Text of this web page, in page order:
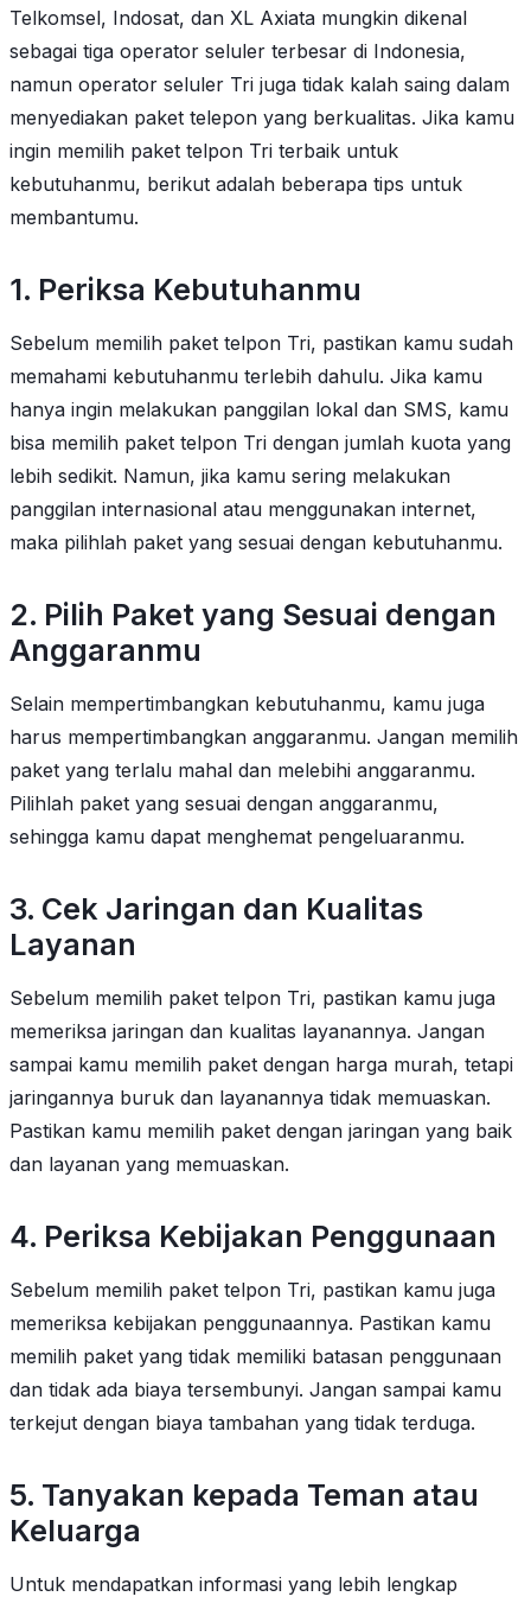
Telkomsel, Indosat, dan XL Axiata mungkin dikenal
sebagai tiga operator seluler terbesar di Indonesia,
namun operator seluler Tri juga tidak kalah saing dalam
menyediakan paket telepon yang berkualitas. Jika kamu
ingin memilih paket telpon Tri terbaik untuk
kebutuhanmu, berikut adalah beberapa tips untuk
membantumu.
1. Periksa Kebutuhanmu
Sebelum memilih paket telpon Tri, pastikan kamu sudah
memahami kebutuhanmu terlebih dahulu. Jika kamu
hanya ingin melakukan panggilan lokal dan SMS, kamu
bisa memilih paket telpon Tri dengan jumlah kuota yang
lebih sedikit. Namun, jika kamu sering melakukan
panggilan internasional atau menggunakan internet,
maka pilihlah paket yang sesuai dengan kebutuhanmu.
2. Pilih Paket yang Sesuai dengan
Anggaranmu
Selain mempertimbangkan kebutuhanmu, kamu juga
harus mempertimbangkan anggaranmu. Jangan memilih
paket yang terlalu mahal dan melebihi anggaranmu.
Pilihlah paket yang sesuai dengan anggaranmu,
sehingga kamu dapat menghemat pengeluaranmu.
3. Cek Jaringan dan Kualitas
Layanan
Sebelum memilih paket telpon Tri, pastikan kamu juga
memeriksa jaringan dan kualitas layanannya. Jangan
sampai kamu memilih paket dengan harga murah, tetapi
jaringannya buruk dan layanannya tidak memuaskan.
Pastikan kamu memilih paket dengan jaringan yang baik
dan layanan yang memuaskan.
4. Periksa Kebijakan Penggunaan
Sebelum memilih paket telpon Tri, pastikan kamu juga
memeriksa kebijakan penggunaannya. Pastikan kamu
memilih paket yang tidak memiliki batasan penggunaan
dan tidak ada biaya tersembunyi. Jangan sampai kamu
terkejut dengan biaya tambahan yang tidak terduga.
5. Tanyakan kepada Teman atau
Keluarga
Untuk mendapatkan informasi yang lebih lengkap